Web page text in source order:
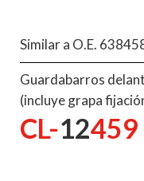
Similar a O.E.
Guardabarros
(incluye grapa
CL-12459